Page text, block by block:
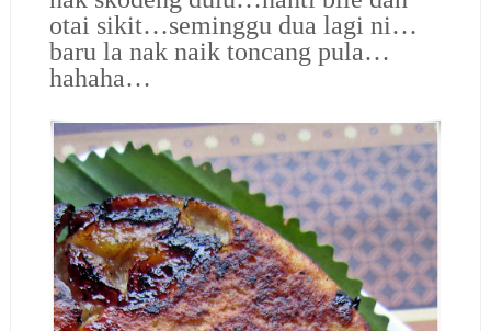
otai sikit…seminggu dua lagi ni…
baru la nak naik toncang pula…
hahaha…